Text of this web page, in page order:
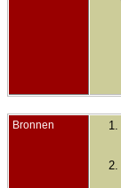
Bronnen